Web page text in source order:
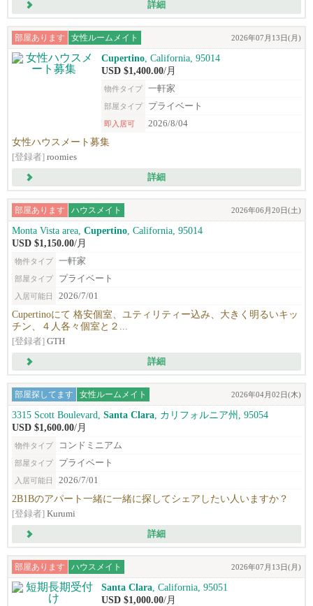
詳細
部屋あります 女性ルームメイト 2026年07月13日(月)
Cupertino , California, 95014
USD $1,400.00/月
物件タイプ 一軒家
部屋タイプ プライベート
即入居可 2026/8/04
女性ハウスメート募集
[登録者] roomies
詳細
部屋あります ハウスメイト 2026年06月20日(土)
Monta Vista area, Cupertino , California, 95014
USD $1,150.00/月
物件タイプ 一軒家
部屋タイプ プライベート
入居可能日 2026/7/01
Cupertinoにて 格安個室、ユティリティー込み、大きく明るいキッ
チン、４人各々個室と２...
[登録者] GTH
詳細
部屋探してます 女性ルームメイト 2026年04月02日(木)
3315 Scott Boulevard, Santa Clara , カリフォルニア州, 95054
USD $1,600.00/月
物件タイプ コンドミニアム
部屋タイプ プライベート
入居可能日 2026/7/01
2B1Bのアパート一緒に一緒に探してシェアしたい人いますか？
[登録者] Kurumi
詳細
部屋あります ハウスメイト 2026年07月13日(月)
Santa Clara , California, 95051
USD $1,000.00/月